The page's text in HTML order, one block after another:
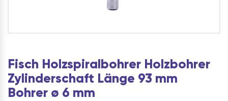
Fisch Holzspiralbohrer Holzbohrer
Zylinderschaft Länge 93 mm
Bohrer ø 6 mm